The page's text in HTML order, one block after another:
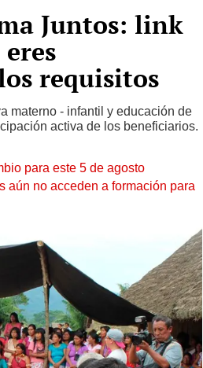
Juntos: link
requisitos
materno - infantil y educación de
activa de los beneficiarios.
para este 5 de agosto
aún no acceden a formación para